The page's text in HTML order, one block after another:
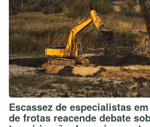
Escassez de especialistas
de frotas reacende debate